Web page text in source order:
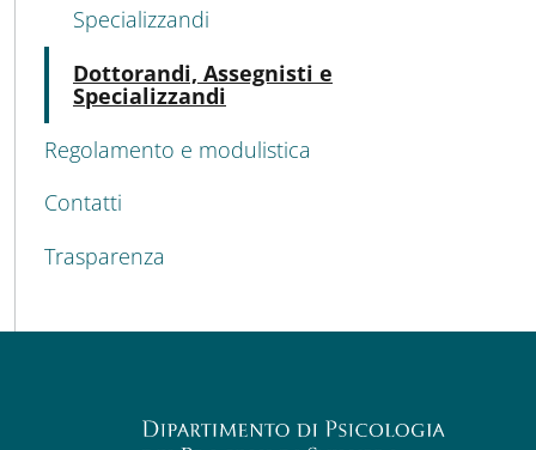
Specializzandi
Dottorandi, Assegnisti e
Specializzandi
Regolamento e modulistica
Contatti
Trasparenza